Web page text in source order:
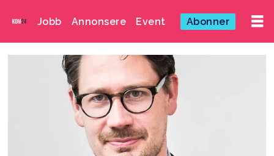
Jobb Annonsere Event Abonner